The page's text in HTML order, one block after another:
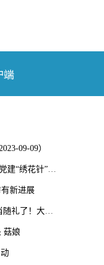
09-09）
花针”，穿起
新进展
！大连人客战
菇娘